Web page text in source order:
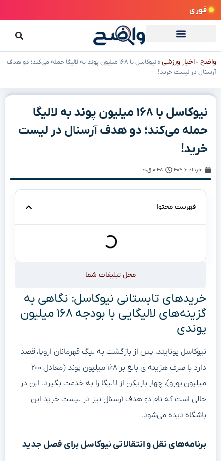
فوری
واضح »اخبار ورزشی »
نیوکاسل با ۱۶۸ میلیون پوند به لالیگا حمله می‌کند؛ دو هدف
آرسنال در لیست خرید!
نیوکاسل با ۱۶۸ میلیون پوند به لالیگا
حمله می‌کند؛ دو هدف آرسنال در لیست
خرید!
خرداد ۶, ۱۴۰۴ ۰:۴۸ ق٫ظ
فهرست محتوا
محل تبلیغات شما
خریدهای تابستانی نیوکاسل: نگاهی به
گزینه‌های لالیگایی با بودجه ۱۶۸ میلیون
پوندی
نیوکاسل یونایتد، پس از بازگشت به لیگ قهرمانان اروپا، قصد
دارد با صرف هزینه‌ای بالغ بر ۱۶۸ میلیون پوند (معادل ۲۰۰
میلیون یورو)، چهار بازیکن از لالیگا را به خدمت بگیرد. این در
حالی است که نام دو هدف آرسنال نیز در لیست خرید این
باشگاه دیده می‌شود.
برنامه‌های نقل و انتقالاتی نیوکاسل برای فصل جدید